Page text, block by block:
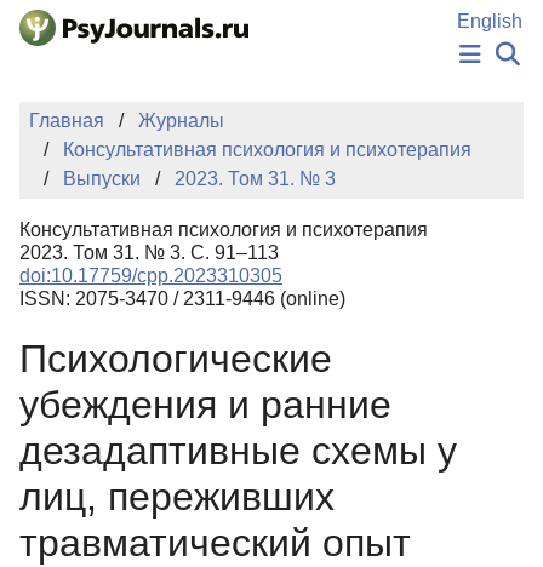
Перейти к основному содержанию
English
НОВОСТИ
АВТОРЫ
КЛЮЧЕВЫЕ СЛОВА
Регистрация
Главная
Журналы
Консультативная психология и психотерапия
Выпуски
2023. Том 31. № 3
Консультативная психология и психотерапия
2023. Том 31. № 3. С. 91–113
doi:10.17759/cpp.2023310305
ISSN: 2075-3470 / 2311-9446 (online)
Психологические
убеждения и ранние
дезадаптивные схемы у
лиц, переживших
травматический опыт